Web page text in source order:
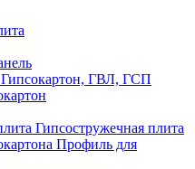
Гипсокартон, ГВЛ, ГСП
Гипсостружечная плита
Профиль для